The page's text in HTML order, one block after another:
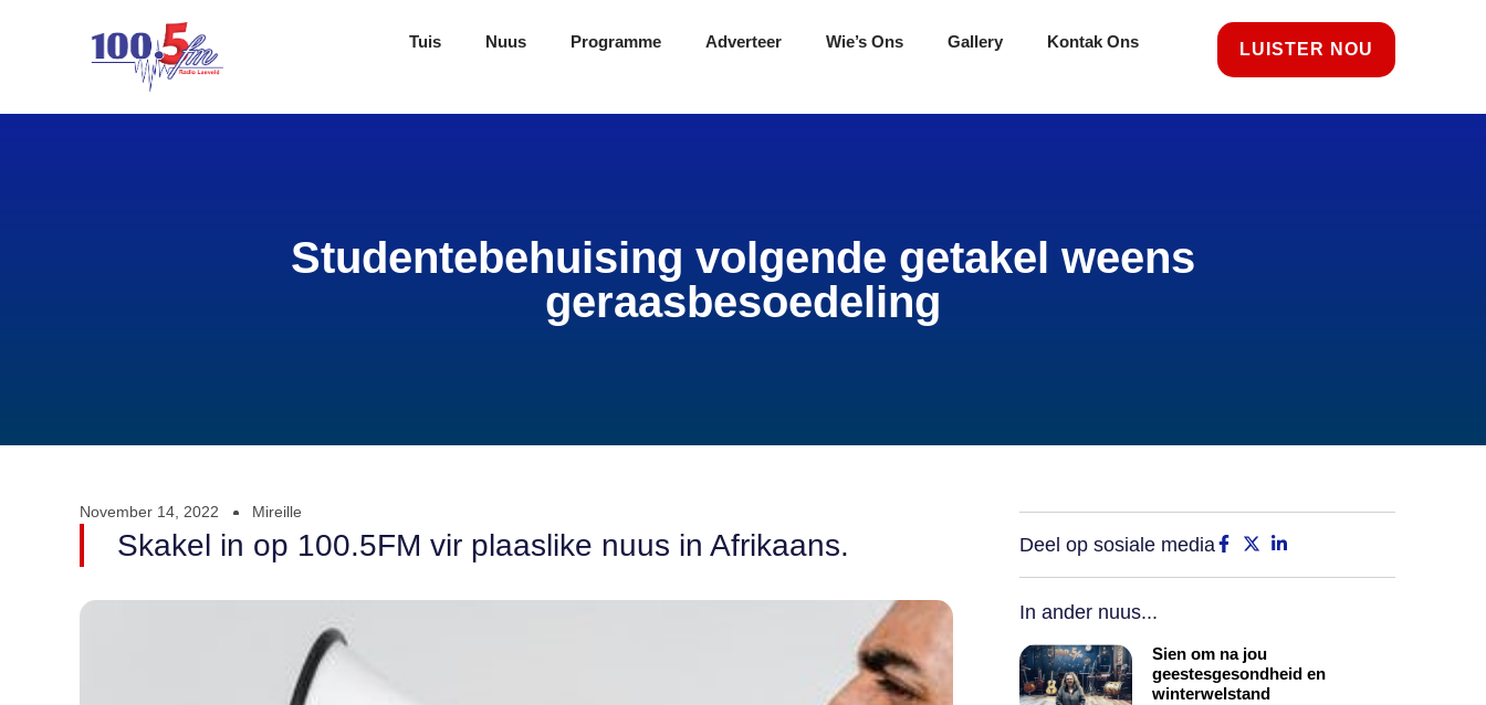
Tuis Nuus Programme Adverteer Wie’s Ons Gallery Kontak Ons LUISTER NOU
Studentebehuising volgende getakel weens
geraasbesoedeling
November 14, 2022 Mireille
Skakel in op 100.5FM vir plaaslike nuus in Afrikaans. Deel op sosiale media
In ander nuus...
Sien om na jou
geestesgesondheid en
winterwelstand